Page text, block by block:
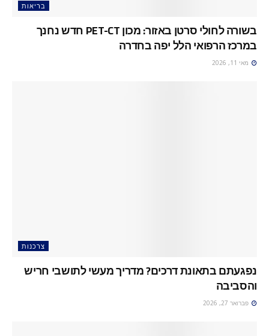
בריאות
בשורה לחולי סרטן באזור: מכון PET-CT חדש נחנך
במרכז הרפואי הלל יפה בחדרה
מאי 11, 2026
צרכנות
נפגעתם בתאונת דרכים? מדריך מעשי לתושבי חריש
והסביבה
פברואר 27, 2026